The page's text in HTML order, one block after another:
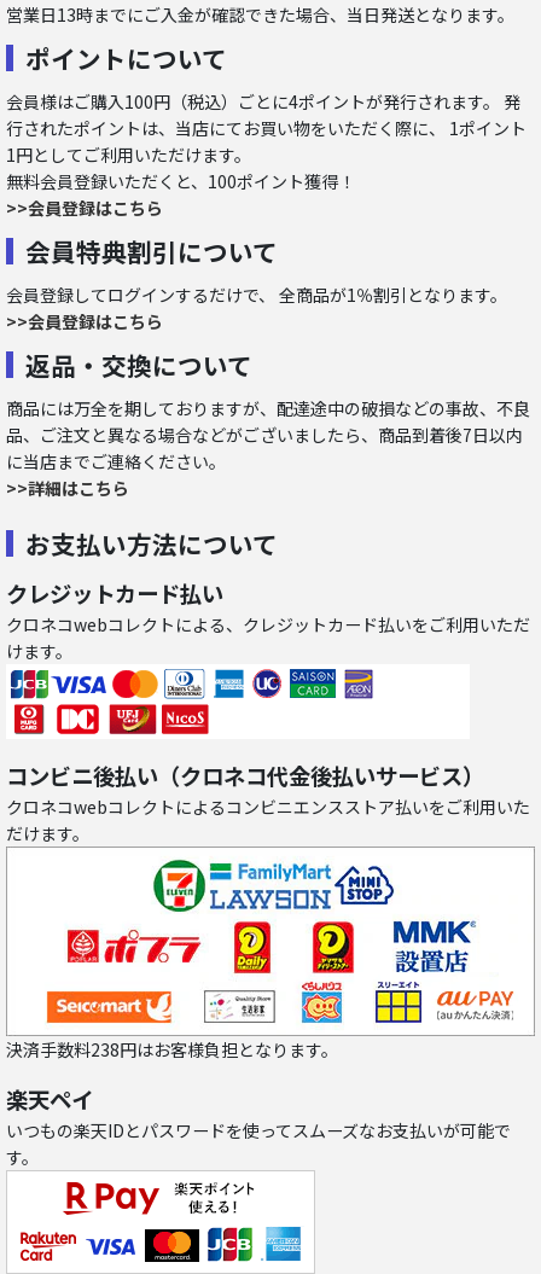
営業日13時までにご入金が確認できた場合、当日発送となります。
ポイントについて
会員様はご購入100円（税込）ごとに4ポイントが発行されます。 発
行されたポイントは、当店にてお買い物をいただく際に、 1ポイント
1円としてご利用いただけます。
無料会員登録いただくと、100ポイント獲得！
>>会員登録はこちら
会員特典割引について
会員登録してログインするだけで、 全商品が1％割引となります。
>>会員登録はこちら
返品・交換について
商品には万全を期しておりますが、配達途中の破損などの事故、不良
品、ご注文と異なる場合などがございましたら、商品到着後7日以内
に当店までご連絡ください。
>>詳細はこちら
お支払い方法について
クレジットカード払い
クロネコwebコレクトによる、クレジットカード払いをご利用いただ
けます。
コンビニ後払い（クロネコ代金後払いサービス）
クロネコwebコレクトによるコンビニエンスストア払いをご利用いた
だけます。
決済手数料238円はお客様負担となります。
楽天ペイ
いつもの楽天IDとパスワードを使ってスムーズなお支払いが可能で
す。